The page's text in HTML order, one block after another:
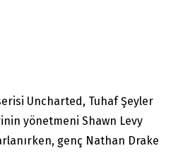
Uncharted, Tuhaf Şeyler
yönetmeni Shawn Levy
genç Nathan Drake